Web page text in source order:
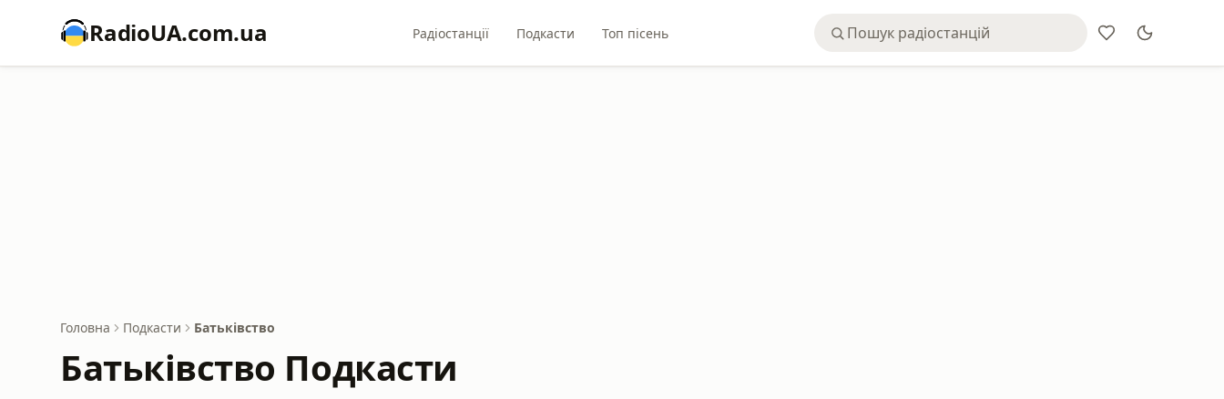
RadioUA.com.ua Радіостанції Подкасти Топ пісень
Головна Подкасти Батьківство
Батьківство Подкасти